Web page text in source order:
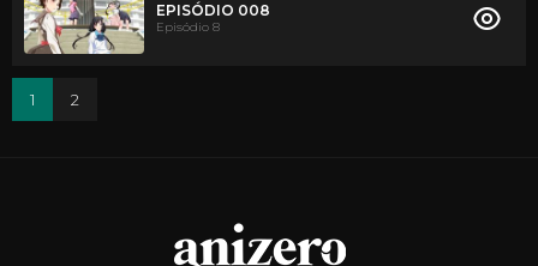
EPISÓDIO 008
Episódio 8
1 2